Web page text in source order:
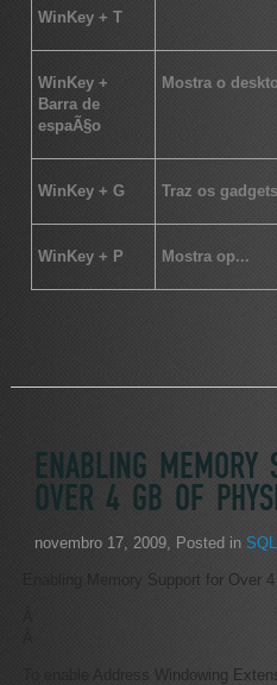
WinKey + T
WinKey +
Barra de
espaÃ§o
Mostra o
WinKey + G Traz os
WinKey + P Mostra op...
ENABLING MEMORY
OVER 4 GB OF
novembro 17, 2009, Posted in
Enabling Memory Support for Over
To enable Address Windowing